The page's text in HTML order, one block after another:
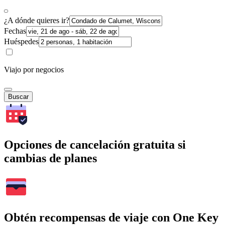
¿A dónde quieres ir?
Fechas
Huéspedes
Viajo por negocios
Buscar
Opciones de cancelación gratuita si
cambias de planes
Obtén recompensas de viaje con One Key